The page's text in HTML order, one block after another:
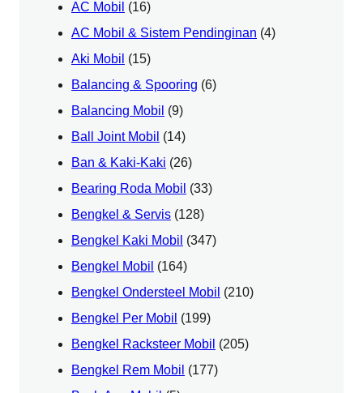
AC Mobil (16)
AC Mobil & Sistem Pendinginan (4)
Aki Mobil (15)
Balancing & Spooring (6)
Balancing Mobil (9)
Ball Joint Mobil (14)
Ban & Kaki-Kaki (26)
Bearing Roda Mobil (33)
Bengkel & Servis (128)
Bengkel Kaki Mobil (347)
Bengkel Mobil (164)
Bengkel Ondersteel Mobil (210)
Bengkel Per Mobil (199)
Bengkel Racksteer Mobil (205)
Bengkel Rem Mobil (177)